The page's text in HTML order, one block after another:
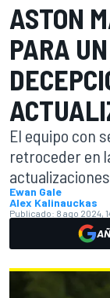
ASTON
PARA
El equipo con
retroceder en
Ewan Gale
Alex Kalinauckas
Publicado: 8 ago 2024,